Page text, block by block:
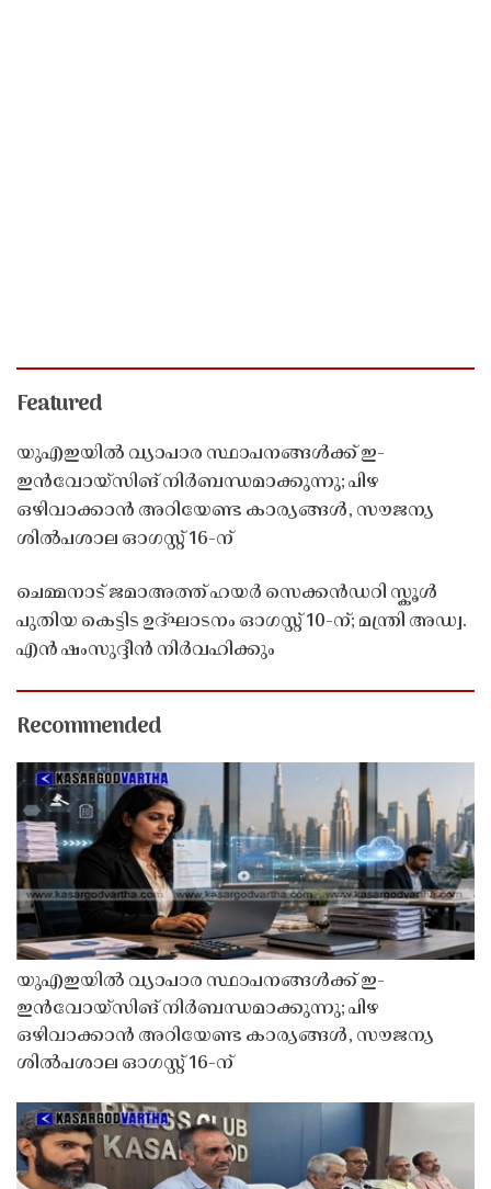
Featured
യുഎഇയിൽ വ്യാപാര സ്ഥാപനങ്ങൾക്ക് ഇ-
ഇൻവോയ്സിങ് നിർബന്ധമാക്കുന്നു; പിഴ
ഒഴിവാക്കാൻ അറിയേണ്ട കാര്യങ്ങൾ, സൗജന്യ
ശിൽപശാല ഓഗസ്റ്റ് 16-ന്
ചെമ്മനാട് ജമാഅത്ത് ഹയർ സെക്കൻഡറി സ്കൂൾ
പുതിയ കെട്ടിട ഉദ്ഘാടനം ഓഗസ്റ്റ് 10-ന്; മന്ത്രി അഡ്വ.
എൻ ഷംസുദ്ദീൻ നിർവഹിക്കും
Recommended
യുഎഇയിൽ വ്യാപാര സ്ഥാപനങ്ങൾക്ക് ഇ-
ഇൻവോയ്സിങ് നിർബന്ധമാക്കുന്നു; പിഴ
ഒഴിവാക്കാൻ അറിയേണ്ട കാര്യങ്ങൾ, സൗജന്യ
ശിൽപശാല ഓഗസ്റ്റ് 16-ന്